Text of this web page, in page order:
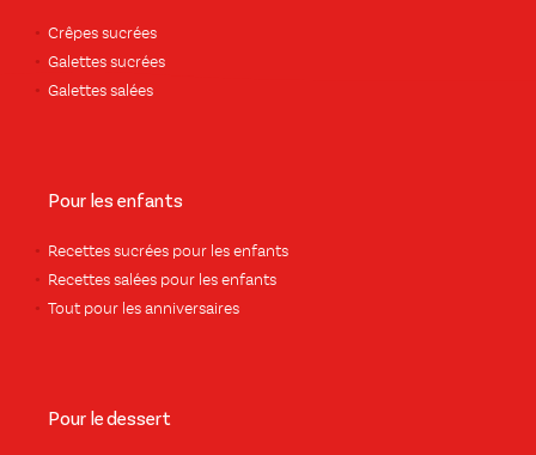
Crêpes sucrées
Galettes sucrées
Galettes salées
Pour les enfants
Recettes sucrées pour les enfants
Recettes salées pour les enfants
Tout pour les anniversaires
Pour le dessert